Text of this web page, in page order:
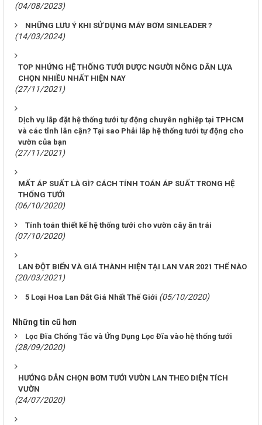
(04/08/2023)
NHỮNG LƯU Ý KHI SỬ DỤNG MÁY BƠM SINLEADER ?
(14/03/2024)
TOP NHỨNG HỆ THỐNG TƯỚI ĐƯỢC NGƯỜI NÔNG DÂN LỰA
CHỌN NHIỀU NHẤT HIỆN NAY
(27/11/2021)
Dịch vụ lắp đặt hệ thống tưới tự động chuyên nghiệp tại TPHCM
và các tỉnh lân cận? Tại sao Phải lắp hệ thống tưới tự động cho
vườn của bạn
(27/11/2021)
MẤT ÁP SUẤT LÀ GÌ? CÁCH TÍNH TOÁN ÁP SUẤT TRONG HỆ
THỐNG TƯỚI
(06/10/2020)
Tính toán thiết kế hệ thống tưới cho vườn cây ăn trái
(07/10/2020)
LAN ĐỘT BIẾN VÀ GIÁ THÀNH HIỆN TẠI LAN VAR 2021 THẾ NÀO
(20/03/2021)
5 Loại Hoa Lan Đắt Giá Nhất Thế Giới (05/10/2020)
Những tin cũ hơn
Lọc Đĩa Chống Tắc và Ứng Dụng Lọc Đĩa vào hệ thống tưới
(28/09/2020)
HƯỚNG DẪN CHỌN BƠM TƯỚI VƯỜN LAN THEO DIỆN TÍCH
VƯỜN
(24/07/2020)